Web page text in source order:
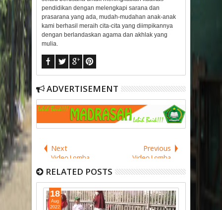
pendidikan dengan melengkapi sarana dan
prasarana yang ada, mudah-mudahan anak-anak
kami berhasil meraih cita-cita yang diimpikannya
dengan berlandaskan agama dan akhlak yang
mulia.
ADVERTISEMENT
Next
Video Lomba
Peringatan HUT RI
ke 71 Tahun 2016
Previous
Video Lomba
Peringatan HUT RI
ke 71 Tahun 2016
RELATED POSTS
18
Aug
2022